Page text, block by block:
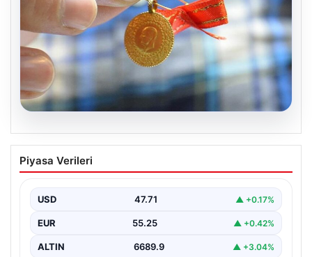
05.08.2026
Altın fiyatları canlı 8 Nisan 2026:
Güncel alış ve satış rakamlarıyla
Altın piyasası, son dönemlerde yaşanan jeopolitik
hareketli bir…
Piyasa Verileri
USD 47.71 ▲ +0.17%
EUR 55.25 ▲ +0.42%
ALTIN 6689.9 ▲ +3.04%